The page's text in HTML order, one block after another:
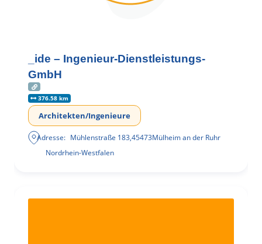
_ide – Ingenieur-Dienstleistungs-
GmbH
376.58 km
Architekten/Ingenieure
Adresse: Mühlenstraße 183,45473Mülheim an der Ruhr
Nordrhein-Westfalen